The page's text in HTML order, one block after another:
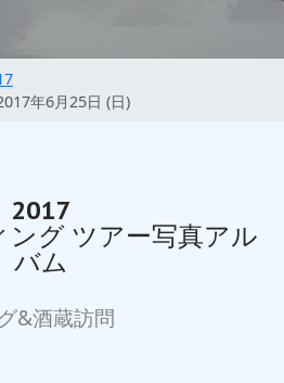
年6月25日 (日)
2017
ング ツアー写真アル
バム
&酒蔵訪問